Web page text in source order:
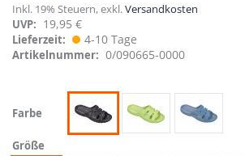
Inkl. 19% Steuern,exkl. Versandkosten
UVP: 19,95 €
Lieferzeit 4-10 Tage
Artikelnummer 0/090665-0000
Farbe
Größe